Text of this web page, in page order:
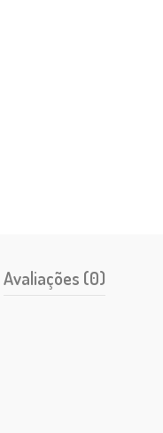
Avaliações (0)